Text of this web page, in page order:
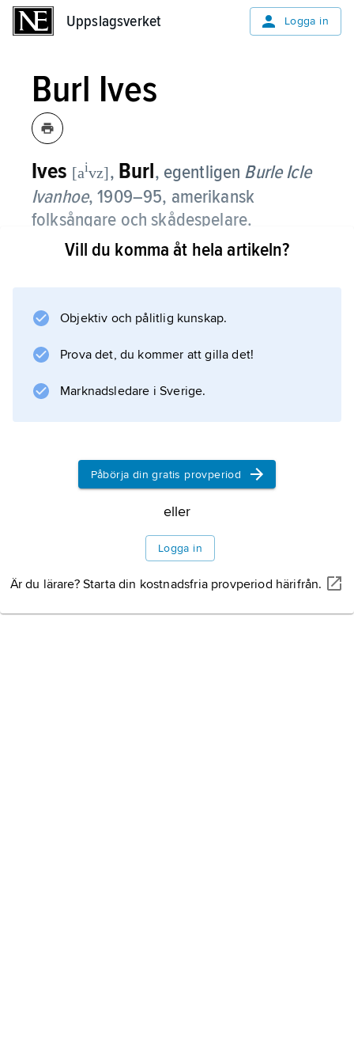
Uppslagsverket Logga in
Burl Ives
Ives [aivz], Burl, egentligen Burle Icle
Ivanhoe,1909–95, amerikansk
folksångare och skådespelare.
Burl Ives tillhörde på 1930-talet den radikala
60-talen nådde han framgångar i USA som
Vill du komma åt hela artikeln?
Objektiv och pålitlig kunskap.
Prova det, du kommer att gilla det!
Marknadsledare i Sverige.
Påbörja din gratis provperiod
eller
Logga in
Är du lärare? Starta din kostnadsfria provperiod härifrån.